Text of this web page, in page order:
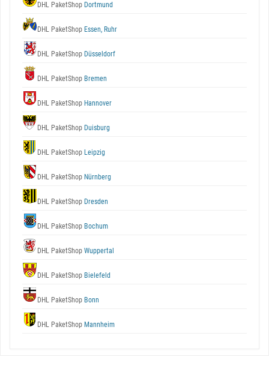
DHL PaketShop Dortmund
DHL PaketShop Essen, Ruhr
DHL PaketShop Düsseldorf
DHL PaketShop Bremen
DHL PaketShop Hannover
DHL PaketShop Duisburg
DHL PaketShop Leipzig
DHL PaketShop Nürnberg
DHL PaketShop Dresden
DHL PaketShop Bochum
DHL PaketShop Wuppertal
DHL PaketShop Bielefeld
DHL PaketShop Bonn
DHL PaketShop Mannheim